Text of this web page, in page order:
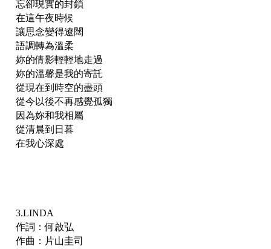
忘卻現實的封鎖
在這午夜時候
讓思念變得遼闊
語調轉為溫柔
妳的倩影輕輕地走過
妳的溫馨是我的寄託
從現在到時空的盡頭
從今以後不再感覺孤獨
因為妳和我相屬
從清晨到日暮
在我心深處
3.LINDA
作詞：何啟弘
作曲：片山圭司